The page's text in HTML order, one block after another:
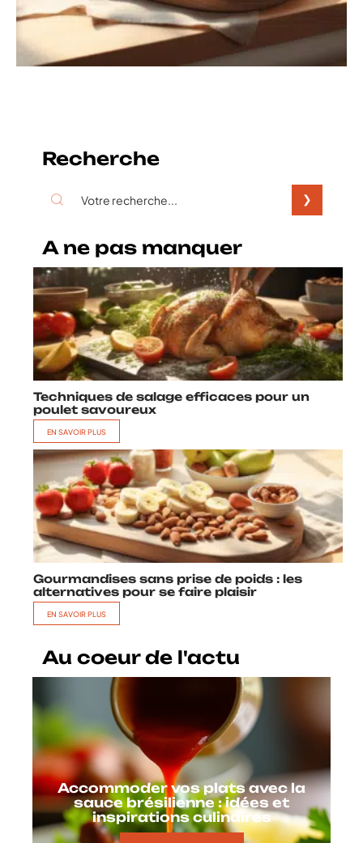
Recherche
A ne pas manquer
Techniques de salage efficaces pour un
poulet savoureux
EN SAVOIR PLUS
Gourmandises sans prise de poids : les
alternatives pour se faire plaisir
EN SAVOIR PLUS
Au coeur de l'actu
Accommoder vos plats avec la
sauce brésilienne : idées et
inspirations culinaires